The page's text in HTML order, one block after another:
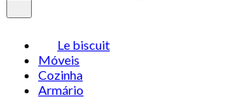
Le biscuit
Móveis
Cozinha
Armário